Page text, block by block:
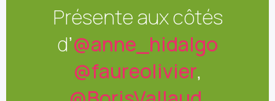
Présente aux côtés
d’@anne_hidalgo
@faureolivier,